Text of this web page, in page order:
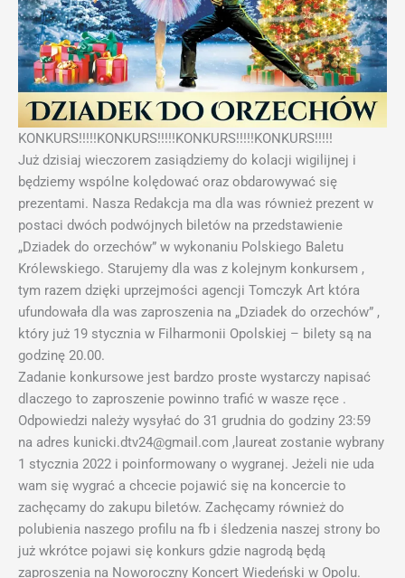
KONKURS!!!!!KONKURS!!!!!KONKURS!!!!!KONKURS!!!!!
Już dzisiaj wieczorem zasiądziemy do kolacji wigilijnej i
będziemy wspólne kolędować oraz obdarowywać się
prezentami. Nasza Redakcja ma dla was również prezent w
postaci dwóch podwójnych biletów na przedstawienie
„Dziadek do orzechów” w wykonaniu Polskiego Baletu
Królewskiego. Starujemy dla was z kolejnym konkursem ,
tym razem dzięki uprzejmości agencji Tomczyk Art która
ufundowała dla was zaproszenia na „Dziadek do orzechów” ,
który już 19 stycznia w Filharmonii Opolskiej – bilety są na
godzinę 20.00.
Zadanie konkursowe jest bardzo proste wystarczy napisać
dlaczego to zaproszenie powinno trafić w wasze ręce .
Odpowiedzi należy wysyłać do 31 grudnia do godziny 23:59
na adres kunicki.dtv24@gmail.com ,laureat zostanie wybrany
1 stycznia 2022 i poinformowany o wygranej. Jeżeli nie uda
wam się wygrać a chcecie pojawić się na koncercie to
zachęcamy do zakupu biletów. Zachęcamy również do
polubienia naszego profilu na fb i śledzenia naszej strony bo
już wkrótce pojawi się konkurs gdzie nagrodą będą
zaproszenia na Noworoczny Koncert Wiedeński w Opolu.